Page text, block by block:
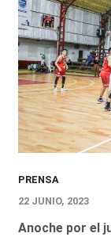
PRENSA
22 JUNIO, 2023
Anoche por el